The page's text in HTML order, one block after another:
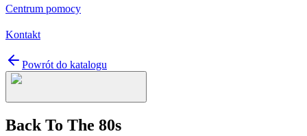
Centrum pomocy
Kontakt
Powrót do katalogu
Back To The 80s